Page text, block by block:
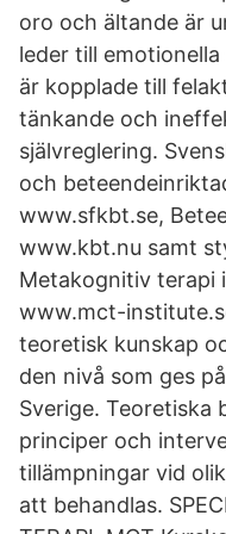
oro och ältande är
leder till
är kopplade till
tänkande och
självreglering.
och
www.sfkbt.se,
www.kbt.nu samt
Metakognitiv terapi
www.mct-
teoretisk kunskap
den nivå som ges
Sverige. Teoretiska
principer och
tillämpningar vid
att behandlas.